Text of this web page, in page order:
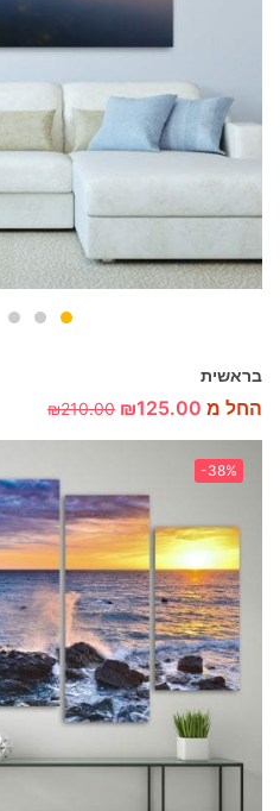
בראשית
החל מ ₪125.00
₪210.00
-38%